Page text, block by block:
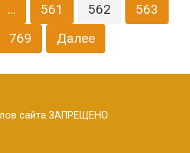
… 561 562
563
769 Далее
сайта ЗАПРЕЩЕНО